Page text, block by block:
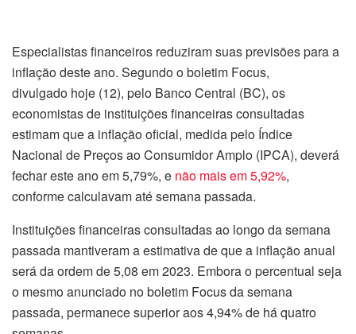
Especialistas financeiros reduziram suas previsões para a
inflação deste ano. Segundo o boletim Focus,
divulgado hoje (12), pelo Banco Central (BC), os
economistas de instituições financeiras consultadas
estimam que a inflação oficial, medida pelo Índice
Nacional de Preços ao Consumidor Amplo (IPCA), deverá
fechar este ano em 5,79%, e não mais em 5,92%,
conforme calculavam até semana passada.
Instituições financeiras consultadas ao longo da semana
passada mantiveram a estimativa de que a inflação anual
será da ordem de 5,08 em 2023. Embora o percentual seja
o mesmo anunciado no boletim Focus da semana
passada, permanece superior aos 4,94% de há quatro